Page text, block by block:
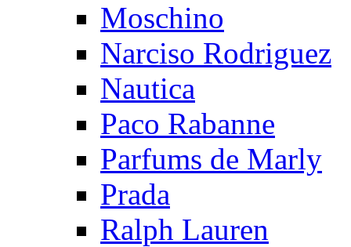
Moschino
Narciso Rodriguez
Nautica
Paco Rabanne
Parfums de Marly
Prada
Ralph Lauren